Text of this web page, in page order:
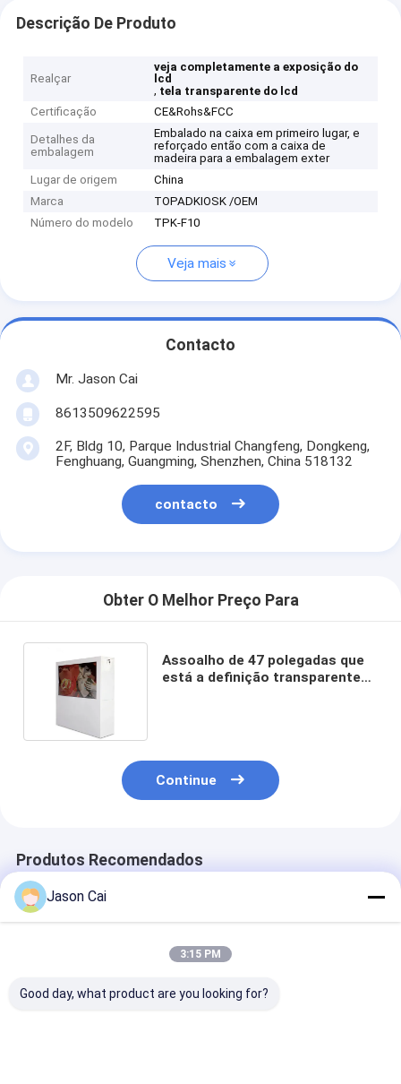
Descrição De Produto
Realçar
veja completamente a exposição do
lcd
, tela transparente do lcd
Certificação
CE&Rohs&FCC
Detalhes da
embalagem
Embalado na caixa em primeiro lugar, e
reforçado então com a caixa de
madeira para a embalagem exter
Lugar de origem
China
Marca
TOPADKIOSK /OEM
Número do modelo
TPK-F10
Veja mais
Contacto
Mr. Jason Cai
8613509622595
2F, Bldg 10, Parque Industrial Changfeng, Dongkeng,
Fenghuang, Guangming, Shenzhen, China 518132
contacto
Obter O Melhor Preço Para
Assoalho de 47 polegadas que
está a definição transparente
Continue
Produtos Recomendados
Jason Cai
3:15 PM
Good day, what product are you looking for?